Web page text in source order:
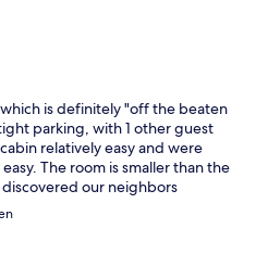
is definitely "off the beaten
parking, with 1 other guest
relatively easy and were
The room is smaller than the
our neighbors
into a chair and started
navigating our way around